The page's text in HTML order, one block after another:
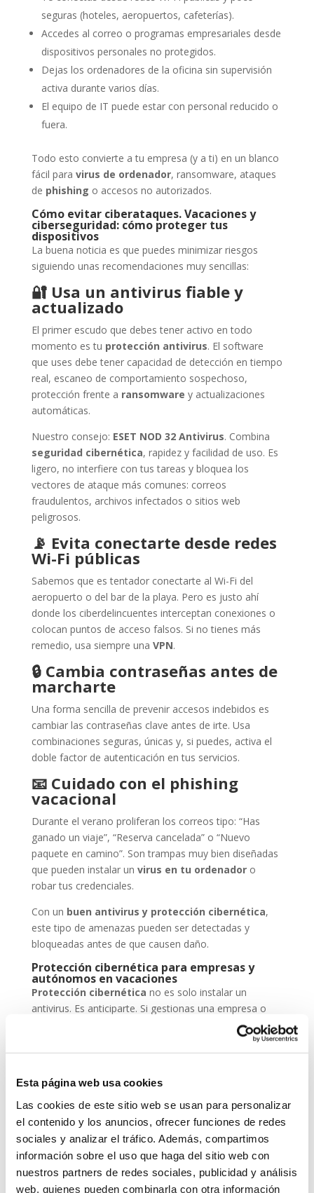
Esta página web usa cookies
Las cookies de este sitio web se usan para personalizar
el contenido y los anuncios, ofrecer funciones de redes
sociales y analizar el tráfico. Además, compartimos
información sobre el uso que haga del sitio web con
nuestros partners de redes sociales, publicidad y análisis
web, quienes pueden combinarla con otra información
seguras (hoteles, aeropuertos, cafeterías).
Accedes al correo o programas empresariales desde
dispositivos personales no protegidos.
Dejas los ordenadores de la oficina sin supervisión
activa durante varios días.
El equipo de IT puede estar con personal reducido o
fuera.
Todo esto convierte a tu empresa (y a ti) en un blanco
fácil para virus de ordenador, ransomware, ataques
de phishing o accesos no autorizados.
Cómo evitar ciberataques. Vacaciones y
ciberseguridad: cómo proteger tus
dispositivos
La buena noticia es que puedes minimizar riesgos
siguiendo unas recomendaciones muy sencillas:
🔐Usa un antivirus fiable y
actualizado
El primer escudo que debes tener activo en todo
momento es tu protección antivirus. El software
que uses debe tener capacidad de detección en tiempo
real, escaneo de comportamiento sospechoso,
protección frente a ransomware y actualizaciones
automáticas.
Nuestro consejo: ESET NOD 32 Antivirus. Combina
seguridad cibernética, rapidez y facilidad de uso. Es
ligero, no interfiere con tus tareas y bloquea los
vectores de ataque más comunes: correos
fraudulentos, archivos infectados o sitios web
peligrosos.
📡 Evita conectarte desde redes
Wi-Fi públicas
Sabemos que es tentador conectarte al Wi-Fi del
aeropuerto o del bar de la playa. Pero es justo ahí
donde los ciberdelincuentes interceptan conexiones o
colocan puntos de acceso falsos. Si no tienes más
remedio, usa siempre una VPN.
🔒Cambia contraseñas antes de
marcharte
Una forma sencilla de prevenir accesos indebidos es
cambiar las contraseñas clave antes de irte. Usa
combinaciones seguras, únicas y, si puedes, activa el
doble factor de autenticación en tus servicios.
📧Cuidado con el phishing
vacacional
Durante el verano proliferan los correos tipo: “Has
ganado un viaje”, “Reserva cancelada” o “Nuevo
paquete en camino”. Son trampas muy bien diseñadas
que pueden instalar un virus en tu ordenadoro
robar tus credenciales.
Con un buen antivirus y protección cibernética,
este tipo de amenazas pueden ser detectadas y
bloqueadas antes de que causen daño.
Protección cibernética para empresas y
autónomos en vacaciones
Protección cibernética no es solo instalar un
antivirus. Es anticiparte. Si gestionas una empresa o
eres autónomo, deja tus sistemas configurados para
trabajar en remoto de forma segura, mantén backups
actualizados y asegúrate de que tu antivirus está al día.
En System Network Communication, trabajamos cada
día con autónomos y pymes que confían su seguridad
, porque entienden que un
ataque en vacaciones puede suponer una pérdida de
datos, ingresos y reputación.
En System Network Communication, trabajamos cada
día con autónomos y pymes que confían su seguridad